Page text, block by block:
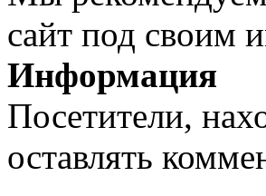
сайт под своим
Информация
Посетители,
оставлять